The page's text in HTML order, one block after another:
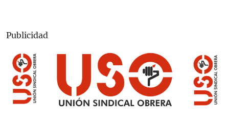
Publicidad